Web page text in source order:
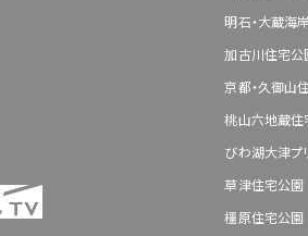
明石・大蔵海
加古川住宅公
京都・久御山
桃山六地蔵住
びわ湖大津プ
草津住宅公園
橿原住宅公園